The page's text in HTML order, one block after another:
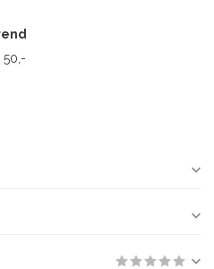
50,-